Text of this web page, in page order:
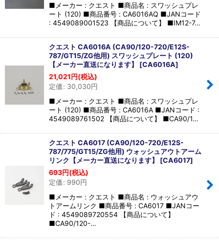
■メーカー : クエスト ■商品名 : スワッシュプレ
ート (120) ■商品番号 : CA6016AQ ■JANコード
: 4549089001523 【商品について】 ■IM12-7…
クエスト CA6016A (CA90/120-720/E12S-
787/GT15/ZG他用) スワッシュプレート (120)
【メーカー直送になります】 [CA6016A]
21,021円(税込)
定価: 30,030円
■メーカー : クエスト ■商品名 : スワッシュプレ
ート (120) ■商品番号 : CA6016A ■JANコード :
4549089761502 【商品について】 ■CA90/1…
クエスト CA6017 (CA90/120-720/E12S-
787/775/GT15/ZG他用) ウォッシュアウトアーム
リンク【メーカー直送になります】 [CA6017]
693円(税込)
定価: 990円
■メーカー : クエスト ■商品名 : ウォッシュアウ
トアームリンク ■商品番号 : CA6017 ■JANコー
ド : 4549089720554 【商品について】
■CA90/120-…